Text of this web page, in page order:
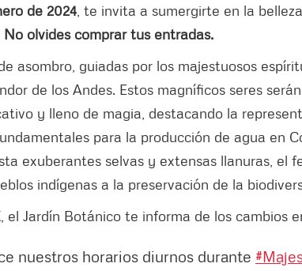
de 2024, te invita a sumergirte en la
No olvides comprar tus entradas.
asombro, guiadas por los majestuosos
de los Andes. Estos magníficos seres
y lleno de magia, destacando la
para la producción de agua en
exuberantes selvas y extensas llanuras, el
indígenas a la preservación de la
el Jardín Botánico te informa de los cambios
nuestros horarios diurnos durante